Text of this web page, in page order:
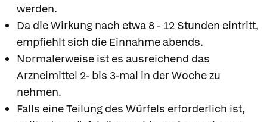
werden.
Da die Wirkung nach etwa 8 - 12 Stunden eintritt,
empfiehlt sich die Einnahme abends.
Normalerweise ist es ausreichend das
Arzneimittel 2- bis 3-mal in der Woche zu
nehmen.
Falls eine Teilung des Würfels erforderlich ist,